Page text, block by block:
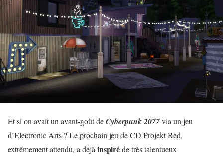
Et si on avait un avant-goût deCyberpunk 2077via un jeu
d’Electronic Arts ? Le prochain jeu de CD Projekt Red,
extrêmement attendu, a déjà inspiréde très talentueux